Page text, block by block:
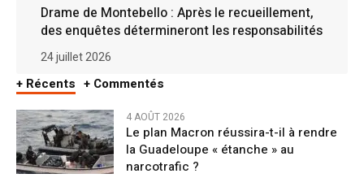
Drame de Montebello : Après le recueillement,
des enquêtes détermineront les responsabilités
24 juillet 2026
+ Récents + Commentés
4 AOÛT 2026
Le plan Macron réussira-t-il à rendre
la Guadeloupe « étanche » au
narcotrafic ?